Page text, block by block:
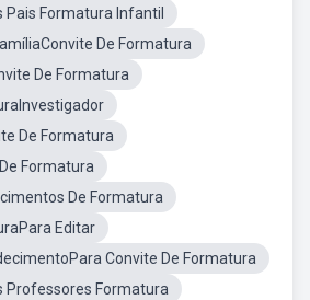
Formatura Infantil
De Formatura
De Formatura
De Formatura
Formatura
De Formatura
Editar
Convite De Formatura
Formatura